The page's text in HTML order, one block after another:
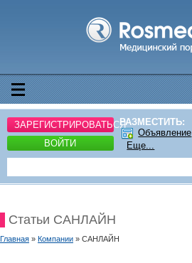
ЗАРЕГИСТРИРОВАТЬСЯ
ВОЙТИ
РАЗМЕСТИТЬ:
Объявление
Еще...
Статьи САНЛАЙН
Главная » Компании » САНЛАЙН